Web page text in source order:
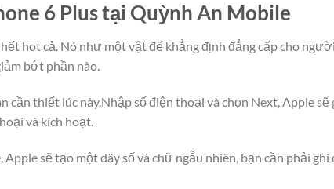
6 Plus tại Quỳnh An Mobile
hot cả. Nó như một vật để khẳng định đẳng cấp cho
bớt phần nào.
cần thiết lúc này.Nhập số điện thoại và chọn Next, Apple sẽ
và kích hoạt.
sẽ tạo một dãy số và chữ ngẫu nhiên, bạn cần phải